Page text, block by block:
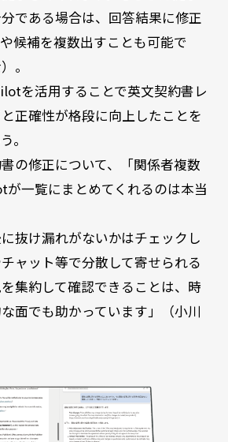
である場合は、回答結果に修正
候補を複数出すことも可能で
。
を活用することで英文契約書レ
正確性が格段に向上したことを
。
の修正について、「関係者複数
一覧にまとめてくれるのは本当
に抜け漏れがないかはチェックし
ャット等で分散して寄せられる
集約して確認できることは、時
面でも助かっています」（小川